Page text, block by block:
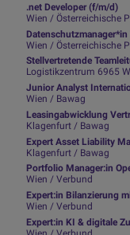
.net Developer (f/m/d)
Wien / Österreichische
Wien / Österreichische
Stellvertretende
Logistikzentrum 6965
Junior Analyst
Wien / Bawag
Leasingabwicklung
Klagenfurt / Bawag
Expert Asset Liability
Klagenfurt / Bawag
Portfolio Manager:in
Wien / Verbund
Expert:in Bilanzierung
Wien / Verbund
Expert:in KI & digitale